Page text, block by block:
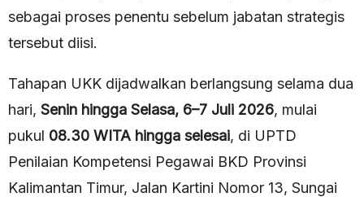
sebagai proses penentu sebelum jabatan strategis
tersebut diisi.
Tahapan UKK dijadwalkan berlangsung selama dua
hari, Senin hingga Selasa, 6–7 Juli 2026, mulai
pukul 08.30 WITA hingga selesai, di UPTD
Penilaian Kompetensi Pegawai BKD Provinsi
Kalimantan Timur, Jalan Kartini Nomor 13, Sungai